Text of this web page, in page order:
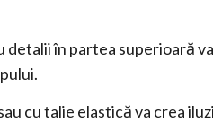
detalii în partea superioară
cu talie elastică va crea